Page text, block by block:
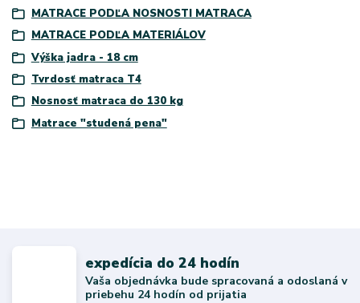
MATRACE PODĽA NOSNOSTI MATRACA
MATRACE PODĽA MATERIÁLOV
Výška jadra - 18 cm
Tvrdosť matraca T4
Nosnosť matraca do 130 kg
Matrace "studená pena"
expedícia do 24 hodín
Vaša objednávka bude spracovaná a odoslaná v
priebehu 24 hodín od prijatia